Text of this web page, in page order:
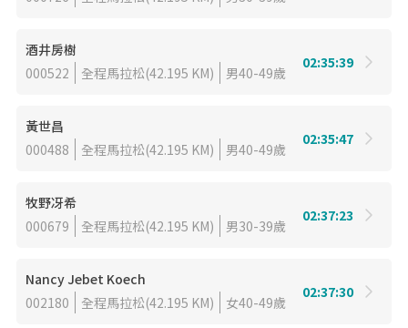
酒井房樹
000522
全程馬拉松(42.195 KM) 男40-49歲
02:35:39
黃世昌
000488
全程馬拉松(42.195 KM) 男40-49歲
02:35:47
牧野冴希
000679
全程馬拉松(42.195 KM) 男30-39歲
02:37:23
Nancy Jebet Koech
002180
全程馬拉松(42.195 KM) 女40-49歲
02:37:30